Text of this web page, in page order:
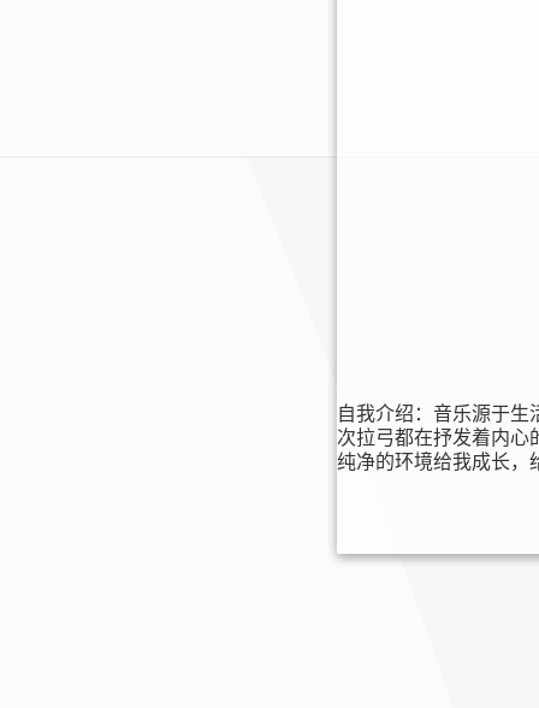
自我介绍： 音乐源于生
次拉弓都在抒发着内心
纯净的环境给我成长，